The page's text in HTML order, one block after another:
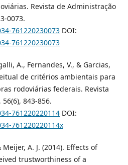
Revista de Administração
0073.
761220230073DOI:
761220230073
A., Fernandes, V., & Garcias,
de critérios ambientais para
rodoviárias federais. Revista
843-856.
761220220114DOI:
761220220114x
A. J. (2014). Effects of
trustworthiness of a